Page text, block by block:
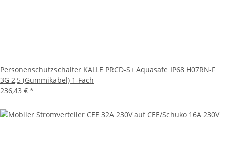
Personenschutzschalter KALLE PRCD-S+ Aquasafe IP68 H07RN-F
3G 2,5 (Gummikabel) 1-Fach
236,43 € *